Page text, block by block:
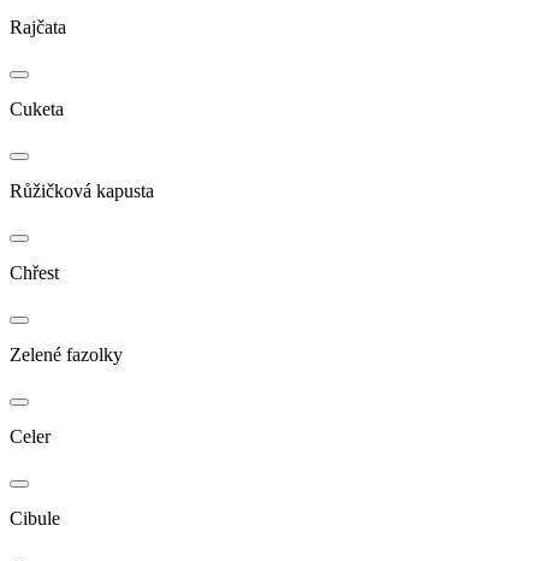
Rajčata
Cuketa
Růžičková kapusta
Chřest
Zelené fazolky
Celer
Cibule